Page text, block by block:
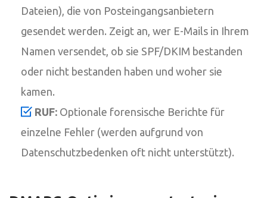
Dateien), die von Posteingangsanbietern
gesendet werden. Zeigt an, wer E-Mails in Ihrem
Namen versendet, ob sie SPF/DKIM bestanden
oder nicht bestanden haben und woher sie
kamen.
RUF: Optionale forensische Berichte für
einzelne Fehler (werden aufgrund von
Datenschutzbedenken oft nicht unterstützt).